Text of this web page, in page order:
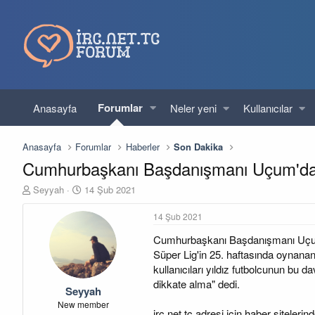
Anasayfa Forumlar Neler yeni Kullanıcılar
Anasayfa Forumlar Haberler Son Dakika
Cumhurbaşkanı Başdanışmanı
K
Seyyah
B
ş
g
ı
ç
t
14 Şub 2021
Seyyah
New member
14 Şub 2021
Cumhurbaşkanı Başdanışmanı
Süper Lig'in 25. haftasında
kullanıcıları yıldız futbolcunun bu
dikkate alma" dedi.